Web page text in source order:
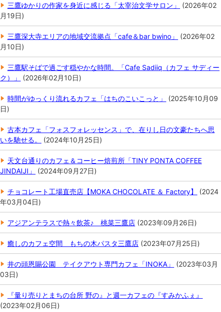
三鷹ゆかりの作家を身近に感じる「太宰治文学サロン」 (2026年02
月19日)
三鷹深大寺エリアの地域交流拠点「cafe＆bar bwino」 (2026年02
月10日)
三鷹駅そばで過ごす穏やかな時間。「Cafe Sadiiq（カフェ サディー
ク）」
(2026年02月10日)
時間がゆっくり流れるカフェ「はちのこいこっと」 (2025年10月09
日)
古本カフェ「フォスフォレッセンス」で、在りし日の文豪たちへ思
いを馳せる。
(2024年10月25日)
天文台通りのカフェ＆コーヒー焙煎所「TINY PONTA COFFEE
JINDAIJI」
(2024年09月27日)
チョコレート工場直売店【MOKA CHOCOLATE ＆ Factory】 (2024
年03月04日)
アジアンテラスで熱々飲茶♪ 桃菜三鷹店 (2023年09月26日)
癒しのカフェ空間 もちの木パスタ三鷹店 (2023年07月25日)
井の頭恩賜公園 テイクアウト専門カフェ「INOKA」 (2023年03月
03日)
『量り売りとまちの台所 野の』と週一カフェの『すみかふぇ』
(2023年02月06日)